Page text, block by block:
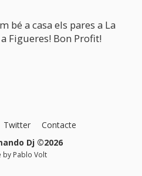
bé a casa els pares a La
Figueres! Bon Profit!
Twitter
Contacte
Dj ©2026
by Pablo Volt